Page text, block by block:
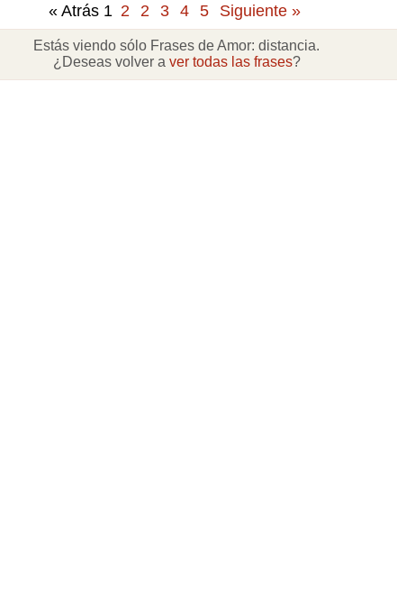
« Atrás 1 2 2 3 4 5 Siguiente »
Estás viendo sólo Frases de Amor: distancia.
¿Deseas volver a ver todas las frases?